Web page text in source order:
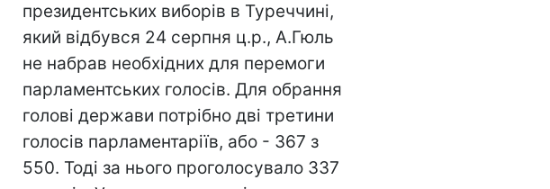
президентських виборів в Туреччині,
який відбувся 24 серпня ц.р., А.Гюль
не набрав необхідних для перемоги
парламентських голосів. Для обрання
голові держави потрібно дві третини
голосів парламентаріїв, або - 367 з
550. Тоді за нього проголосувало 337